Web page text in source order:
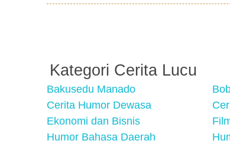
Kategori Cerita Lucu
Bakusedu Manado
Cerita Humor Dewasa
Ekonomi dan Bisnis
Humor Bahasa Daerah